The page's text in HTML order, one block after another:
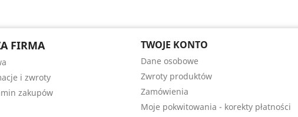
FIRMA
i zwroty
zakupów
TWOJE KONTO
Dane osobowe
Zwroty produktów
Zamówienia
Moje pokwitowania - korekty płatności